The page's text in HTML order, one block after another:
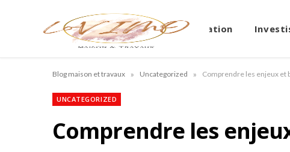
Immobilier Location
Blog maison et travaux » Uncategorized » Comprendre les enjeux et
UNCATEGORIZED
Comprendre les